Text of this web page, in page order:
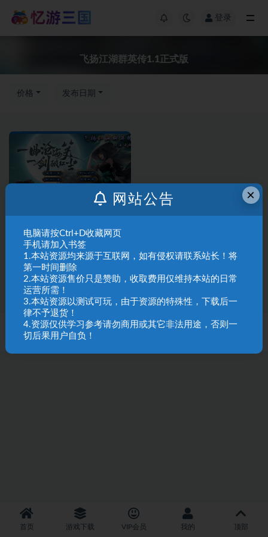
登录
飞扬江湖群英传1.1正式版
价格 发布日期
A02-17飞扬江湖群英传1.1正式
5
SQL 请求数：29 次
首页 游戏下载 VIP会员 我的 顶部
×
网站公告
电脑请按Ctrl+D收藏网页
手机请加入书签
1.本站资源均来源于互联网，如有侵权请联系站长！将
第一时间删除
2.本站资源售价只是赞助，收取费用仅维持本站的日常
运营所需！
3.本站资源以测试可玩，由于资源的特殊性，下载后一
律不予退货！
4.资源仅供学习参考请勿商用或其它非法用途，否则一
切后果用户自负！